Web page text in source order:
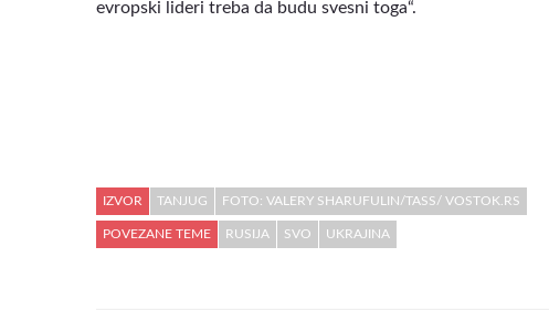
evropski lideri treba da budu svesni toga“.
IZVOR TANJUG FOTO: VALERY SHARUFULIN/TASS/ VOSTOK.RS
POVEZANE TEME RUSIJA SVO UKRAJINA